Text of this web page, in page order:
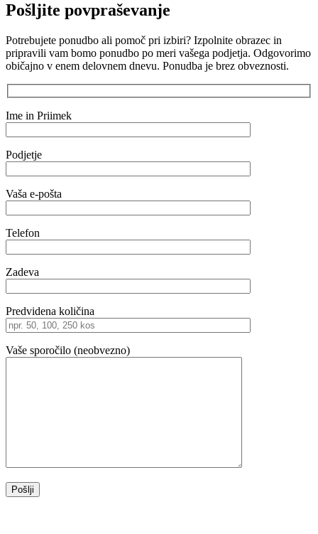
Pošljite povpraševanje
Potrebujete ponudbo ali pomoč pri izbiri? Izpolnite obrazec in
pripravili vam bomo ponudbo po meri vašega podjetja. Odgovorimo
običajno v enem delovnem dnevu. Ponudba je brez obveznosti.
Ime in Priimek
Podjetje
Vaša e-pošta
Telefon
Zadeva
Predvidena količina
Vaše sporočilo (neobvezno)